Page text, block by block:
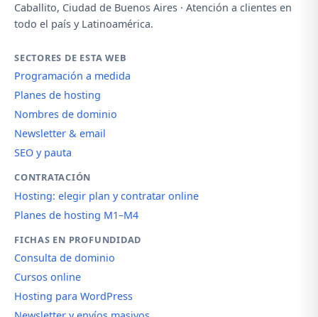
Caballito, Ciudad de Buenos Aires · Atención a clientes en
todo el país y Latinoamérica.
SECTORES DE ESTA WEB
Programación a medida
Planes de hosting
Nombres de dominio
Newsletter & email
SEO y pauta
CONTRATACIÓN
Hosting: elegir plan y contratar online
Planes de hosting M1–M4
FICHAS EN PROFUNDIDAD
Consulta de dominio
Cursos online
Hosting para WordPress